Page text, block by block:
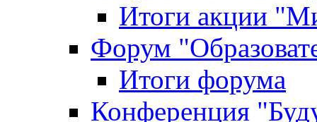
Итоги акции
Форум
Итоги форума
Конференция